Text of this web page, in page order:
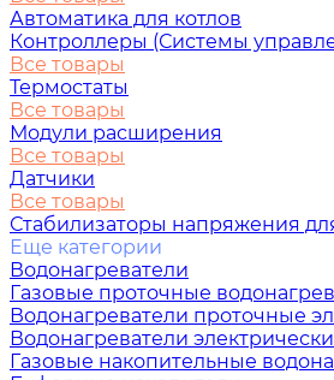
Автоматика для котлов
Контроллеры (Системы
Все товары
Термостаты
Все товары
Модули расширения
Все товары
Датчики
Все товары
Стабилизаторы напряжения
Еще категории
Водонагреватели
Газовые проточные
Водонагреватели проточные
Водонагреватели
Газовые накопительные